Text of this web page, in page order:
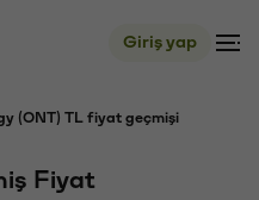
Giriş yap
(ONT) TL fiyat geçmişi
Fiyat